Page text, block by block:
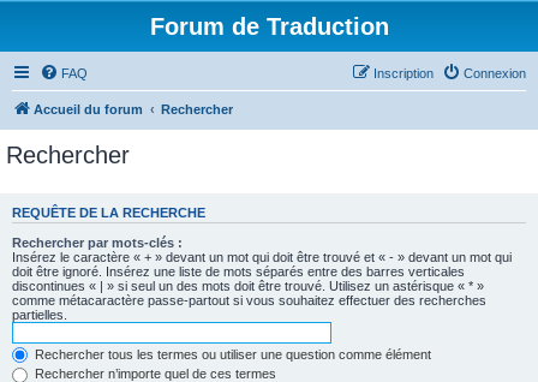
Forum de Traduction
FAQ Connexion
Inscription
Accueil du forum Rechercher
Rechercher
REQUÊTE DE LA RECHERCHE
Rechercher par mots-clés :
Insérez le caractère « + » devant un mot qui doit être trouvé et « - » devant un mot qui
doit être ignoré. Insérez une liste de mots séparés entre des barres verticales
discontinues « | » si seul un des mots doit être trouvé. Utilisez un astérisque « * »
comme métacaractère passe-partout si vous souhaitez effectuer des recherches
partielles.
Rechercher tous les termes ou utiliser une question comme élément
Rechercher n’importe quel de ces termes